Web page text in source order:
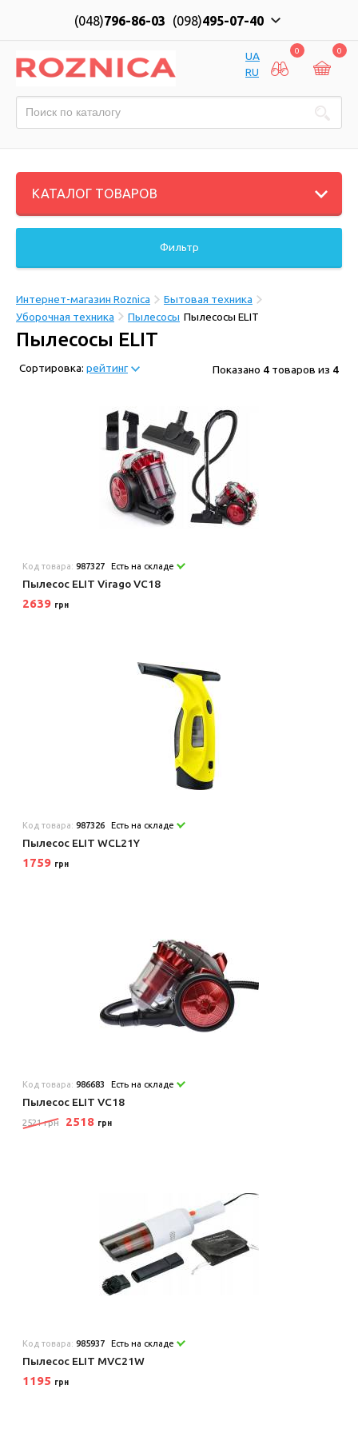
(048)796-86-03 (098)495-07-40
UA
RU
0 0
КАТАЛОГ ТОВАРОВ
Фильтр
Интернет-магазин Roznica
Бытовая техника
Уборочная техника
Пылесосы Пылесосы ELIT
Пылесосы ELIT
Сортировка: рейтинг Показано 4 товаров из 4
Код товара:987327 Есть на складе
Пылесос ELIT Virago VC18
2639 грн
Код товара:987326 Есть на складе
Пылесос ELIT WCL21Y
1759 грн
Код товара:986683 Есть на складе
Пылесос ELIT VC18
2521 грн 2518 грн
Код товара:985937 Есть на складе
Пылесос ELIT MVC21W
1195 грн